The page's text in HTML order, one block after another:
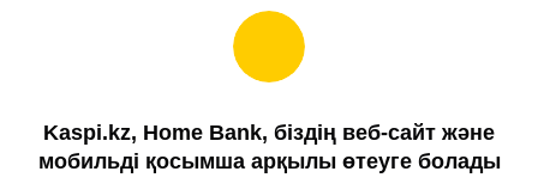
Kaspi.kz, Home Bank, біздің веб-сайт және
мобильді қосымша арқылы өтеуге болады